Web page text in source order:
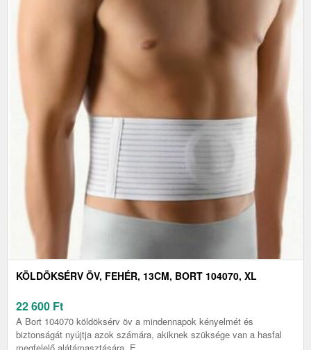
KÖLDÖKSÉRV ÖV, FEHÉR, 13CM, BORT 104070, XL
22 600 Ft
A Bort 104070 köldöksérv öv a mindennapok kényelmét és
biztonságát nyújtja azok számára, akiknek szüksége van a hasfal